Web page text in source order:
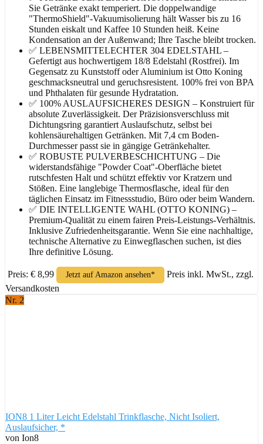
Sie Getränke exakt temperiert. Die doppelwandige
"ThermoShield"-Vakuumisolierung hält Wasser bis zu 16
Stunden eiskalt und Kaffee 10 Stunden heiß. Keine
Kondensation an der Außenwand; Ihre Tasche bleibt trocken.
✅ LEBENSMITTELECHTER 304 EDELSTAHL –
Gefertigt aus hochwertigem 18/8 Edelstahl (Rostfrei). Im
Gegensatz zu Kunststoff oder Aluminium ist Otto Koning
geschmacksneutral und geruchsresistent. 100% frei von BPA
und Phthalaten für gesunde Hydratation.
✅ 100% AUSLAUFSICHERES DESIGN – Konstruiert für
absolute Zuverlässigkeit. Der Präzisionsverschluss mit
Dichtungsring garantiert Auslaufschutz, selbst bei
kohlensäurehaltigen Getränken. Mit 7,4 cm Boden-
Durchmesser passt sie in gängige Getränkehalter.
✅ ROBUSTE PULVERBESCHICHTUNG – Die
widerstandsfähige "Powder Coat"-Oberfläche bietet
rutschfesten Halt und schützt effektiv vor Kratzern und
Stößen. Eine langlebige Thermosflasche, ideal für den
täglichen Einsatz im Fitnessstudio, Büro oder beim Wandern.
✅ DIE INTELLIGENTE WAHL (OTTO KONING) –
Premium-Qualität zu einem fairen Preis-Leistungs-Verhältnis.
Inklusive Zufriedenheitsgarantie. Wenn Sie eine nachhaltige,
technische Alternative zu Einwegflaschen suchen, ist dies
Ihre definitive Lösung.
Preis: € 8,99 Jetzt auf Amazon ansehen*
Preis inkl. MwSt., zzgl.
Versandkosten
Nr. 2
ION8 1 Liter Leicht Edelstahl Trinkflasche, Nicht Isoliert,
Auslaufsicher, *
von Ion8